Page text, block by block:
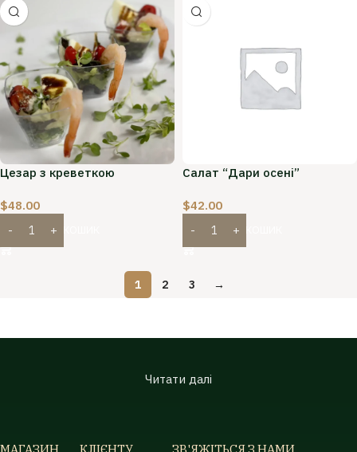
Цезар з креветкою
$48.00
ДОДАТИ В КОШИК
Салат “Дари осені”
$42.00
ДОДАТИ В КОШИК
1 2 3 →
Читати далі